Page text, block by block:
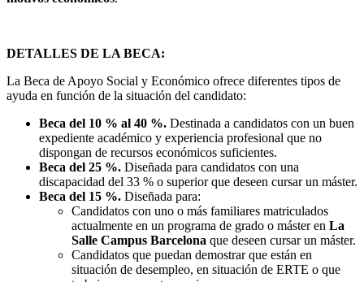
DETALLES DE LA BECA:
La Beca de Apoyo Social y Económico ofrece diferentes tipos de
ayuda en función de la situación del candidato:
Beca del 10 % al 40 %. Destinada a candidatos con un buen
expediente académico y experiencia profesional que no
dispongan de recursos económicos suficientes.
Beca del 25 %. Diseñada para candidatos con una
discapacidad del 33 % o superior que deseen cursar un máster.
Beca del 15 %. Diseñada para:
Candidatos con uno o más familiares matriculados
actualmente en un programa de grado o máster en La
Salle Campus Barcelona que deseen cursar un máster.
Candidatos que puedan demostrar que están en
situación de desempleo, en situación de ERTE o que